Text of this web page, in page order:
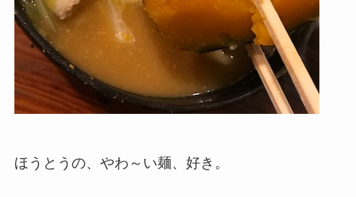
ほうとうの、やわ～い麺、好き。